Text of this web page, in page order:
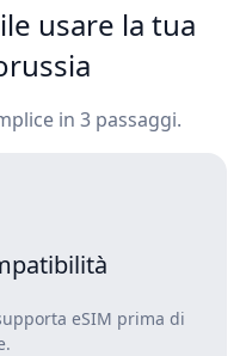
usare la tua
in 3 passaggi.
eSIM prima di